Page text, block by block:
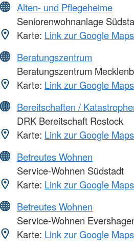
Alten- und Pflegeheime
Seniorenwohnanlage
Karte: Link zur Google
Beratungszentrum
Beratungszentrum
Karte: Link zur Google
Bereitschaften /
DRK Bereitschaft Rostock
Karte: Link zur Google
Betreutes Wohnen
Service-Wohnen Südstadt
Karte: Link zur Google
Betreutes Wohnen
Service-Wohnen
Karte: Link zur Google